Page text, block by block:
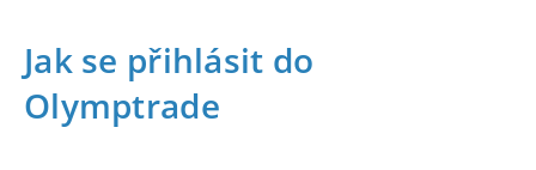
Jak se přihlásit do
Olymptrade